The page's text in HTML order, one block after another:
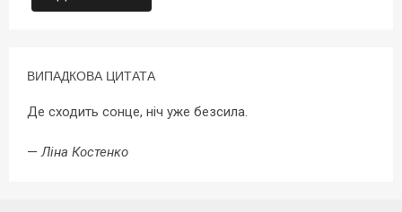
ВИПАДКОВА ЦИТАТА
Де сходить сонце, ніч уже безсила.
—Ліна Костенко